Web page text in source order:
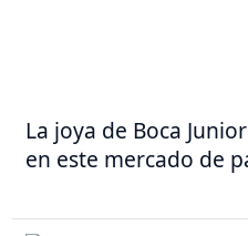
La joya de Boca
en este mercado de